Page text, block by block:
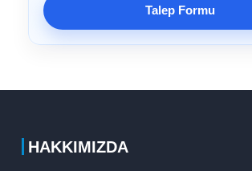
Talep Formu
HAKKIMIZDA